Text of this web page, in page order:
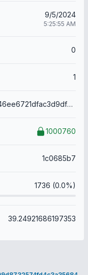
9/5/2024
5:25:55 AM
0
1
17001546ee6721dfac3d9dfa2702f533342c99d8732574fd4c3a35684bc0735f
1000760
1c0685b7
1736 (0.0%)
39.24921686197353